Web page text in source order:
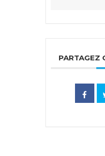
PARTAGEZ